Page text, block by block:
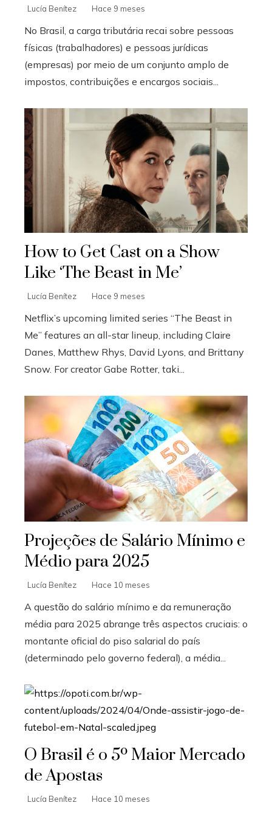
Lucía Benítez Hace 9 meses
No Brasil, a carga tributária recai sobre pessoas
físicas (trabalhadores) e pessoas jurídicas
(empresas) por meio de um conjunto amplo de
impostos, contribuições e encargos sociais...
How to Get Cast on a Show
Like ‘The Beast in Me’
Lucía Benítez Hace 9 meses
Netflix’s upcoming limited series “The Beast in
Me” features an all-star lineup, including Claire
Danes, Matthew Rhys, David Lyons, and Brittany
Snow. For creator Gabe Rotter, taki...
Projeções de Salário Mínimo e
Médio para 2025
Lucía Benítez Hace 10 meses
A questão do salário mínimo e da remuneração
média para 2025 abrange três aspectos cruciais: o
montante oficial do piso salarial do país
(determinado pelo governo federal), a média...
O Brasil é o 5º Maior Mercado
de Apostas
Lucía Benítez Hace 10 meses